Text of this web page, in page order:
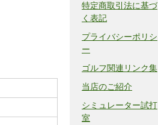
特定商取引法に基づ
く表記
プライバシーポリシ
ー
ゴルフ関連リンク集
当店のご紹介
シミュレーター試打
室